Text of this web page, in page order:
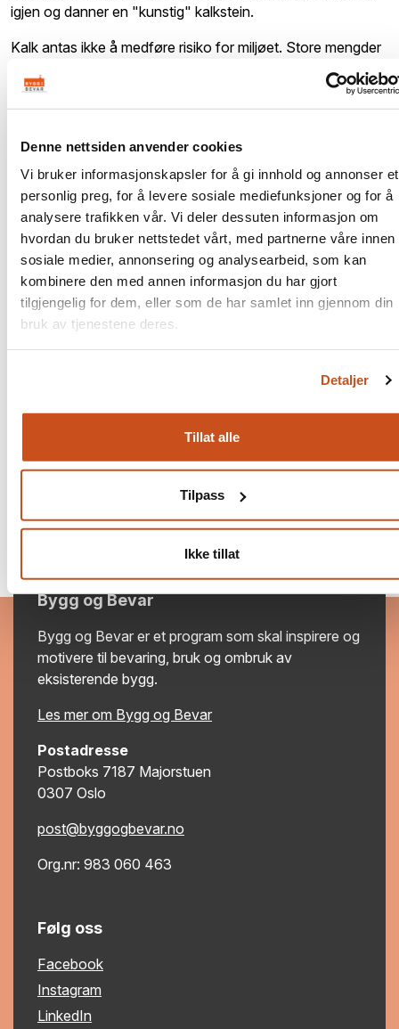
Denne nettsiden anvender cookies
Vi bruker informasjonskapsler for å gi innhold og annonser et
personlig preg, for å levere sosiale mediefunksjoner og for å
analysere trafikken vår. Vi deler dessuten informasjon om
hvordan du bruker nettstedet vårt, med partnerne våre innen
sosiale medier, annonsering og analysearbeid, som kan
kombinere den med annen informasjon du har gjort
tilgjengelig for dem, eller som de har samlet inn gjennom din
bruk av tjenestene deres.
Detaljer
Tillat alle
Tilpass
Ikke tillat
igjen og danner en "kunstig" kalkstein.
Kalk antas ikke å medføre risiko for miljøet. Store mengder
eller gjenvinning.
Bruk av kalkmørtler ved muring forenkler gjenbruk av blant
annet teglstein.
Helse og inneklima
Kalkmørtel, -puss og -maling er etsende, hender og øyne
må beskyttes. Materialene avgir ingen avgasser.
Kilder
",
2013
Bygg og Bevar
Bygg og Bevar er et program som skal inspirere og
motivere til bevaring, bruk og ombruk av
eksisterende bygg.
Les mer om Bygg og Bevar
Postadresse
Postboks 7187 Majorstuen
0307 Oslo
post@byggogbevar.no
Org.nr: 983 060 463
Følg oss
Facebook
Instagram
LinkedIn